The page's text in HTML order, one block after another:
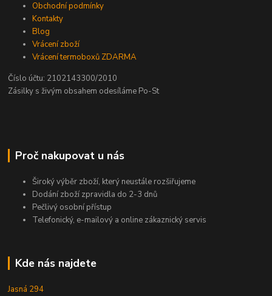
Obchodní podmínky
Kontakty
Blog
Vrácení zboží
Vrácení termoboxů ZDARMA
Číslo účtu: 2102143300/2010
Zásilky s živým obsahem odesíláme Po-St
Proč nakupovat u nás
Široký výběr zboží, který neustále rozšiřujeme
Dodání zboží zpravidla do 2-3 dnů
Pečlivý osobní přístup
Telefonický, e-mailový a online zákaznický servis
Kde nás najdete
Jasná 294